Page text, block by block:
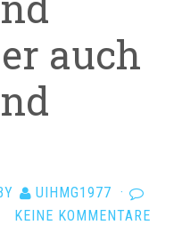
auch
UIHMG1977 ·
KEINE KOMMENTARE